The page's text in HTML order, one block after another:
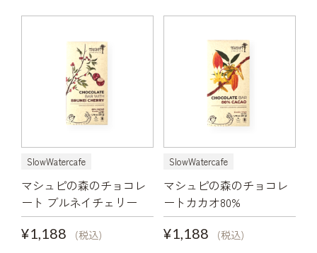
SlowWatercafe
マシュピの森のチョコレ
ート ブルネイチェリー
¥1,188
(税込)
SlowWatercafe
マシュピの森のチョコレ
ートカカオ80%
¥1,188
(税込)